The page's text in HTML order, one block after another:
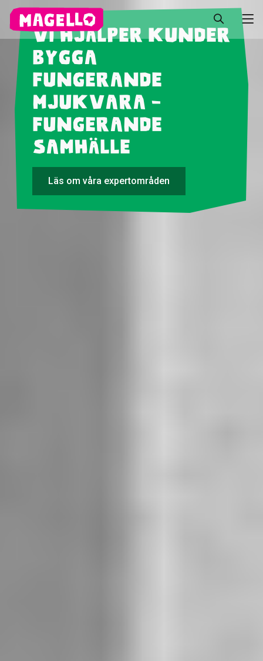
Vi hjälper kunder
bygga
Fungerande
mjukvara -
Fungerande
samhälle
Läs om våra expertområden